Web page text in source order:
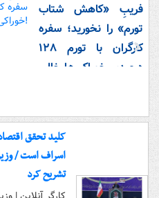
فریبِ «کاهش شتاب
تورم» را نخورید؛ سفره
کارگران با تورم ۱۲۸
درصدی خوراکی‌ها خالی
کلید تحقق
اسراف است /
تشریح کرد